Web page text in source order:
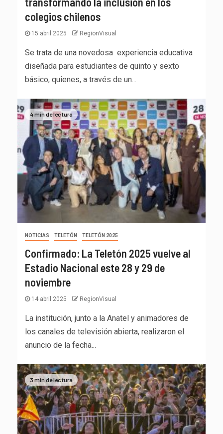
colegios chilenos
15 abril 2025 RegionVisual
Se trata de una novedosa experiencia educativa
diseñada para estudiantes de quinto y sexto
básico, quienes, a través de un...
4 min de lectura
NOTICIAS TELETÓN TELETÓN 2025
Confirmado: La Teletón 2025 vuelve al
Estadio Nacional este 28 y 29 de
noviembre
14 abril 2025 RegionVisual
La institución, junto a la Anatel y animadores de
los canales de televisión abierta, realizaron el
anuncio de la fecha...
3 min de lectura